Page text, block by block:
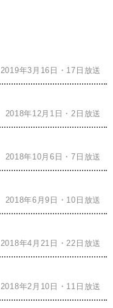
2019年3月16日・17日放送
2018年12月1日・2日放送
2018年10月6日・7日放送
2018年6月9日・10日放送
2018年4月21日・22日放送
2018年2月10日・11日放送